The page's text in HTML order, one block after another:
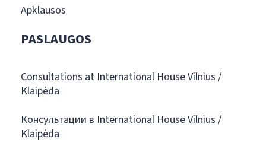
Apklausos
PASLAUGOS
Consultations at International House Vilnius /
Klaipėda
Консультации в International House Vilnius /
Klaipėda